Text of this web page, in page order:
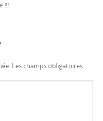
!!!
Les champs obligatoires